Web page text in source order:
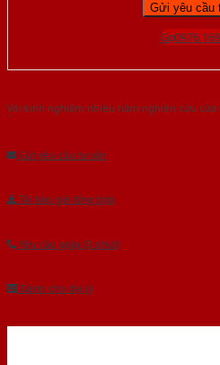
Gọi
Với kinh nghiệm nhiêu năm nghiên cứu
Gửi yêu cầu tư vấn
Tải báo giá tổng hợp
Yêu cầu gọi lại (3 phút)
Dành cho đại lý